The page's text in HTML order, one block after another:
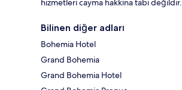
hizmetleri cayma hakkına tabi değildir.
Bilinen diğer adları
Bohemia Hotel
Grand Bohemia
Grand Bohemia Hotel